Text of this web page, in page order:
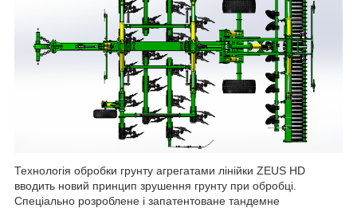
Технологія обробки грунту агрегатами лінійки ZEUS HD
вводить новий принцип зрушення грунту при обробці.
Спеціально розроблене і запатентоване тандемне